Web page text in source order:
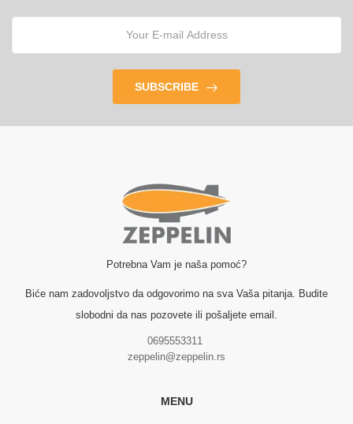
SUBSCRIBE
Potrebna Vam je naša pomoć?
Biće nam zadovoljstvo da odgovorimo na sva Vaša pitanja. Budite
slobodni da nas pozovete ili pošaljete email.
0695553311
zeppelin@zeppelin.rs
MENU